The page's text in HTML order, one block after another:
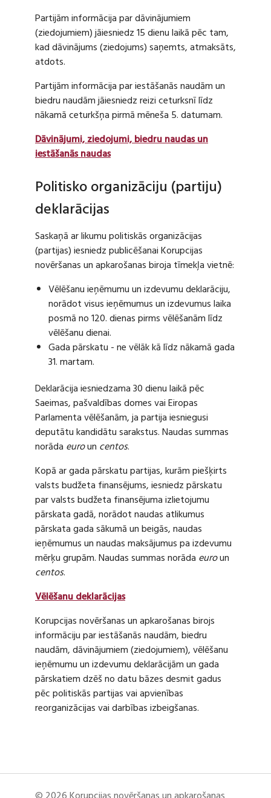
Partijām informācija par dāvinājumiem
(ziedojumiem) jāiesniedz 15 dienu laikā pēc tam,
kad dāvinājums (ziedojums) saņemts, atmaksāts,
atdots.
Partijām informācija par iestāšanās naudām un
biedru naudām jāiesniedz reizi ceturksnī līdz
nākamā ceturkšņa pirmā mēneša 5. datumam.
Dāvinājumi, ziedojumi, biedru naudas un
iestāšanās naudas
Politisko organizāciju (partiju)
deklarācijas
Saskaņā ar likumu politiskās organizācijas
(partijas) iesniedz publicēšanai Korupcijas
novēršanas un apkarošanas biroja tīmekļa vietnē:
Vēlēšanu ieņēmumu un izdevumu deklarāciju,
norādot visus ieņēmumus un izdevumus laika
posmā no 120. dienas pirms vēlēšanām līdz
vēlēšanu dienai.
Gada pārskatu - ne vēlāk kā līdz nākamā gada
31. martam.
Deklarācija iesniedzama 30 dienu laikā pēc
Saeimas, pašvaldības domes vai Eiropas
Parlamenta vēlēšanām, ja partija iesniegusi
deputātu kandidātu sarakstus. Naudas summas
norāda euroun centos.
Kopā ar gada pārskatu partijas, kurām piešķirts
valsts budžeta finansējums, iesniedz pārskatu
par valsts budžeta finansējuma izlietojumu
pārskata gadā, norādot naudas atlikumus
pārskata gada sākumā un beigās, naudas
ieņēmumus un naudas maksājumus pa izdevumu
mērķu grupām. Naudas summas norāda euroun
centos.
Vēlēšanu deklarācijas
Korupcijas novēršanas un apkarošanas birojs
informāciju par iestāšanās naudām, biedru
naudām, dāvinājumiem (ziedojumiem), vēlēšanu
ieņēmumu un izdevumu deklarācijām un gada
pārskatiem dzēš no datu bāzes desmit gadus
pēc politiskās partijas vai apvienības
reorganizācijas vai darbības izbeigšanas.